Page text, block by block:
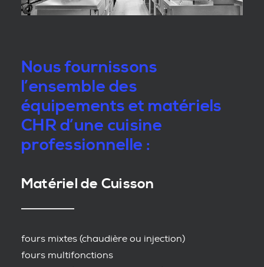
Nous fournissons
l’ensemble des
équipements et matériels
CHR d’une cuisine
professionnelle :
Matériel de Cuisson
fours mixtes (chaudière ou injection)
fours multifonctions